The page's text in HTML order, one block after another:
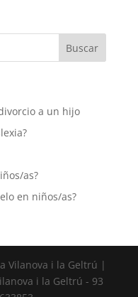
a un hijo
as?
en niños/as?
Vilanova i la Geltrú |
i la Geltrú - 93